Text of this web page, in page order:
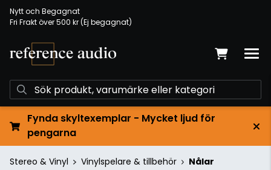
Nytt och Begagnat
Fri Frakt över 500 kr (Ej begagnat)
Fynda skyltexemplar - Mycket ljud för
pengarna
Stereo & Vinyl Vinylspelare & tillbehör Nålar